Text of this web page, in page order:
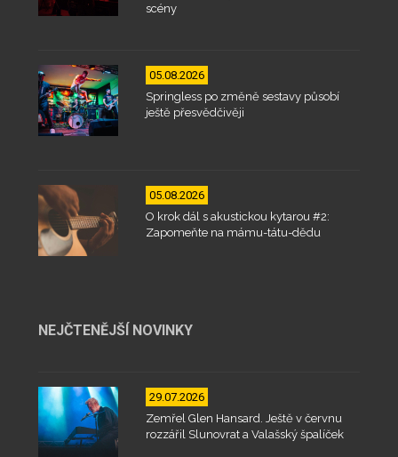
scény
05.08.2026
Springless po změně sestavy působí
ještě přesvědčivěji
05.08.2026
O krok dál s akustickou kytarou #2:
Zapomeňte na mámu-tátu-dědu
NEJČTENĚJŠÍ NOVINKY
29.07.2026
Zemřel Glen Hansard. Ještě v červnu
rozzářil Slunovrat a Valašský špalíček